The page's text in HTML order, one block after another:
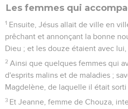
Les femmes qui
1 Ensuite, Jésus allait de ville en
prêchant et annonçant la bonne
Dieu ; et les douze étaient avec lui,
2 Ainsi que quelques femmes qui
d'esprits malins et de maladies ;
Magdelène, de laquelle il était sorti
3 Et Jeanne, femme de Chouza,